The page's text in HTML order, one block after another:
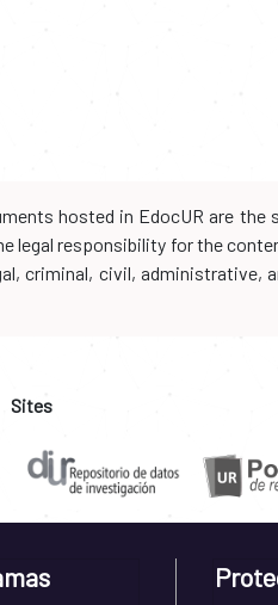
hosted in EdocUR are
legal responsibility for the
criminal, civil,
Sites